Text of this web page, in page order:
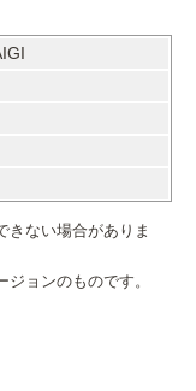
ない場合がありま
ョンのものです。